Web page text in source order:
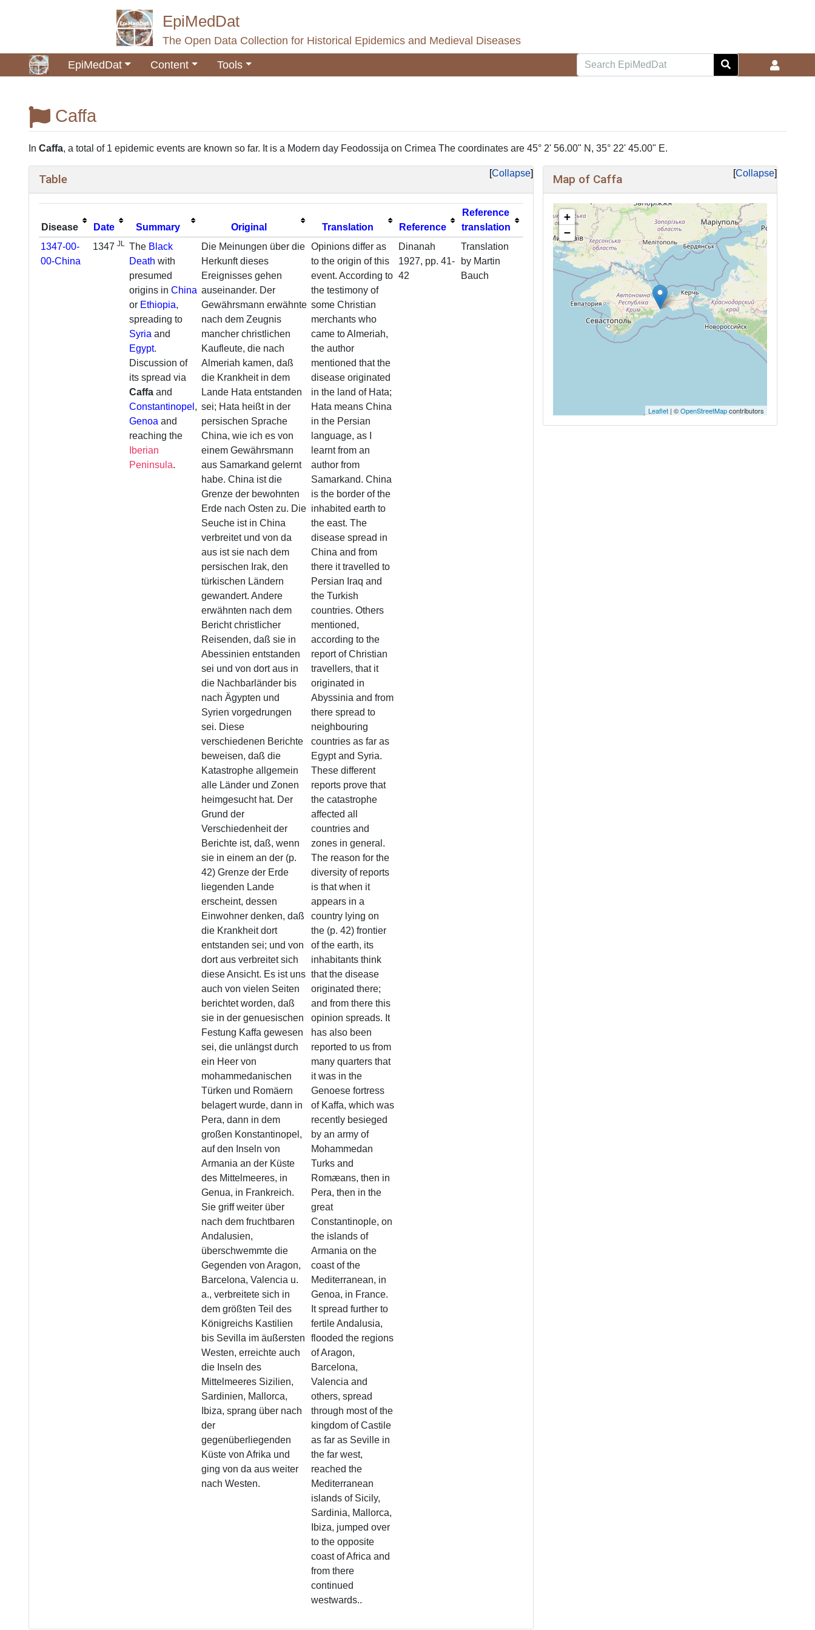
EpiMedDat
The Open Data Collection for Historical Epidemics and Medieval Diseases
EpiMedDat
Content Tools
Caffa
Jump to: navigation, search
In Caffa, a total of 1 epidemic events are known so far. It is a Modern day Feodossija on Crimea The coordinates are 45° 2' 56.00" N, 35° 22' 45.00" E.
Collapse
Map of Caffa
+
−
Leaflet | ©OpenStreetMapcontributors
Collapse
Table
Disease Date Summary Original Translation Reference
Reference
translation
1347-00-
00-China
1347JL The Black
Death with
presumed
origins inChina
or Ethiopia,
spreading to
Syria and
Egypt.
Discussion of
its spread via
Caffa and
Constantinopel ,
Genoa and
reaching the
Iberian
Peninsula.
Die Meinungen über die
Herkunft dieses
Ereignisses gehen
auseinander. Der
Gewährsmann erwähnte
nach dem Zeugnis
mancher christlichen
Kaufleute, die nach
Almeriah kamen, daß
die Krankheit in dem
Lande Hata entstanden
sei; Hata heißt in der
persischen Sprache
China, wie ich es von
einem Gewährsmann
aus Samarkand gelernt
habe. China ist die
Grenze der bewohnten
Erde nach Osten zu. Die
Seuche ist in China
verbreitet und von da
aus ist sie nach dem
persischen Irak, den
türkischen Ländern
gewandert. Andere
erwähnten nach dem
Bericht christlicher
Reisenden, daß sie in
Abessinien entstanden
sei und von dort aus in
die Nachbarländer bis
nach Ägypten und
Syrien vorgedrungen
sei. Diese
verschiedenen Berichte
beweisen, daß die
Katastrophe allgemein
alle Länder und Zonen
heimgesucht hat. Der
Grund der
Verschiedenheit der
Berichte ist, daß, wenn
sie in einem an der (p.
42) Grenze der Erde
liegenden Lande
erscheint, dessen
Einwohner denken, daß
die Krankheit dort
entstanden sei; und von
dort aus verbreitet sich
diese Ansicht. Es ist uns
auch von vielen Seiten
berichtet worden, daß
sie in der genuesischen
Festung Kaffa gewesen
sei, die unlängst durch
ein Heer von
mohammedanischen
Türken und Romäern
belagert wurde, dann in
Pera, dann in dem
großen Konstantinopel,
auf den Inseln von
Armania an der Küste
des Mittelmeeres, in
Genua, in Frankreich.
Sie griff weiter über
nach dem fruchtbaren
Andalusien,
überschwemmte die
Gegenden von Aragon,
Barcelona, Valencia u.
a., verbreitete sich in
dem größten Teil des
Königreichs Kastilien
bis Sevilla im äußersten
Westen, erreichte auch
die Inseln des
Mittelmeeres Sizilien,
Sardinien, Mallorca,
Ibiza, sprang über nach
der
gegenüberliegenden
Küste von Afrika und
ging von da aus weiter
nach Westen.
Opinions differ as
to the origin of this
event. According to
the testimony of
some Christian
merchants who
came to Almeriah,
the author
mentioned that the
disease originated
in the land of Hata;
Hata means China
in the Persian
language, as I
learnt from an
author from
Samarkand. China
is the border of the
inhabited earth to
the east. The
disease spread in
China and from
there it travelled to
Persian Iraq and
the Turkish
countries. Others
mentioned,
according to the
report of Christian
travellers, that it
originated in
Abyssinia and from
there spread to
neighbouring
countries as far as
Egypt and Syria.
These different
reports prove that
the catastrophe
affected all
countries and
zones in general.
The reason for the
diversity of reports
is that when it
appears in a
country lying on
the (p. 42) frontier
of the earth, its
inhabitants think
that the disease
originated there;
and from there this
opinion spreads. It
has also been
reported to us from
many quarters that
it was in the
Genoese fortress
of Kaffa, which was
recently besieged
by an army of
Mohammedan
Turks and
Romæans, then in
Pera, then in the
great
Constantinople, on
the islands of
Armania on the
coast of the
Mediterranean, in
Genoa, in France.
It spread further to
fertile Andalusia,
flooded the regions
of Aragon,
Barcelona,
Valencia and
others, spread
through most of the
kingdom of Castile
as far as Seville in
the far west,
reached the
Mediterranean
islands of Sicily,
Sardinia, Mallorca,
Ibiza, jumped over
to the opposite
coast of Africa and
from there
continued
westwards..
Dinanah
1927, pp. 41-
42
Translation
by Martin
Bauch